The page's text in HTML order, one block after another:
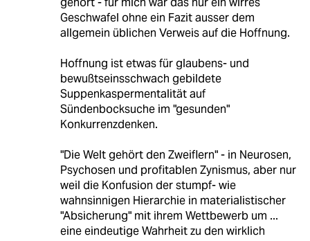
Geschwafel ohne ein Fazit ausser dem
allgemein üblichen Verweis auf die Hoffnung.
Hoffnung ist etwas für glaubens- und
bewußtseinsschwach gebildete
Suppenkaspermentalität auf
Sündenbocksuche im "gesunden"
Konkurrenzdenken.
"Die Welt gehört den Zweiflern" - in Neurosen,
Psychosen und profitablen Zynismus, aber nur
weil die Konfusion der stumpf- wie
wahnsinnigen Hierarchie in materialistischer
"Absicherung" mit ihrem Wettbewerb um ...
eine eindeutige Wahrheit zu den wirklich